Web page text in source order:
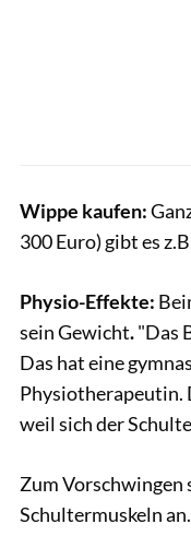
Wippe kaufen:
300 Euro) gibt es
Physio-Effekte:
sein Gewicht."Das
Das hat eine
weil sich der
Zum Vorschwingen
Schultermuskeln